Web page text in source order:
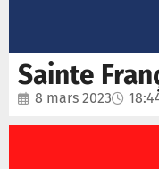
Sainte
8 mars 2023